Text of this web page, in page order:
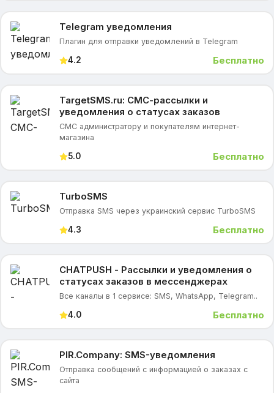
Telegram уведомления
Плагин для отправки уведомлений в Telegram
4.2 Бесплатно
TargetSMS.ru: СМС-рассылки и
уведомления о статусах заказов
СМС администратору и покупателям интернет-
магазина
5.0 Бесплатно
TurboSMS
Отправка SMS через украинский сервис TurboSMS
4.3 Бесплатно
CHATPUSH - Рассылки и уведомления о
статусах заказов в мессенджерах
Все каналы в 1 сервисе: SMS, WhatsApp, Telegram..
4.0 Бесплатно
PIR.Company: SMS-уведомления
Отправка сообщений с информацией о заказах с
сайта